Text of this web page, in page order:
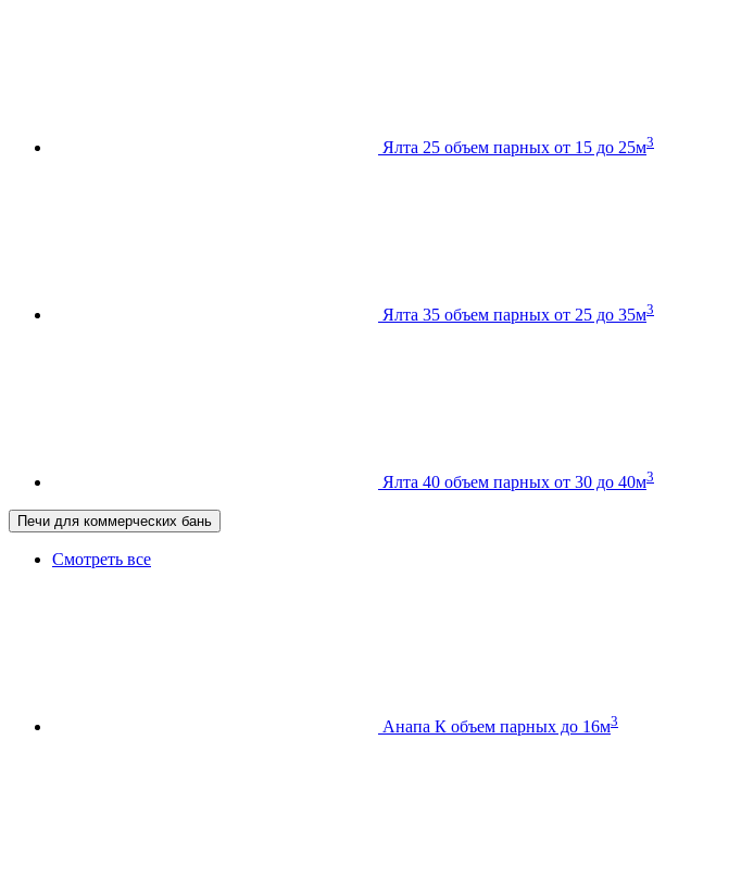
Ялта 25 объем парных от 15 до 25м3
Ялта 35 объем парных от 25 до 35м3
Ялта 40 объем парных от 30 до 40м3
Печи для коммерческих бань
Смотреть все
Анапа К объем парных до 16м3